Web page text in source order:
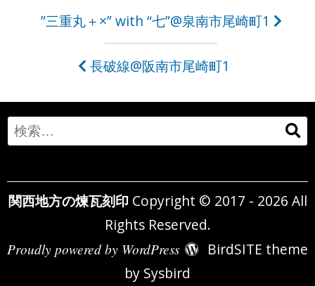
ビ
ゲ
ー
シ
ョ
”三重丸＋×” with “七”@泉南市尾崎町1
長破線@阪南市尾崎町1
Search
for:
関西地方の煉瓦刻印 Copyright © 2017 - 2026 All
Rights Reserved.
Proudly powered by WordPress
BirdSITE theme
by Sysbird